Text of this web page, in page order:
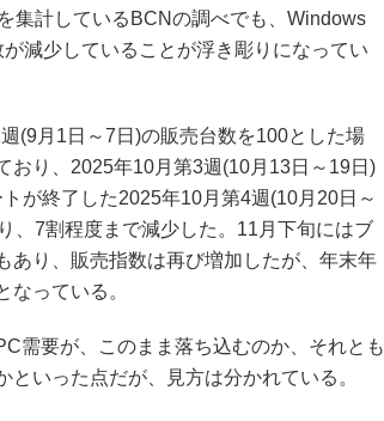
集計しているBCNの調べでも、Windows
減少していることが浮き彫りになってい
(9月1日～7日)の販売台数を100とした場
おり、2025年10月第3週(10月13日～19日)
が終了した2025年10月第4週(10月20日～
、7割程度まで減少した。11月下旬にはブ
あり、販売指数は再び増加したが、年末年
っている。
需要が、このまま落ち込むのか、それとも
いった点だが、見方は分かれている。